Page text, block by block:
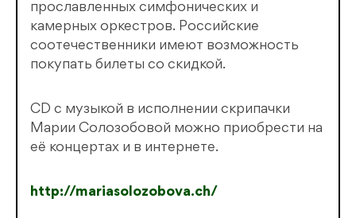
прославленных симфонических и
камерных оркестров. Российские
соотечественники имеют возможность
покупать билеты со скидкой.
CD с музыкой в исполнении скрипачки
Марии Солозобовой можно приобрести на
её концертах и в интернете.
http://mariasolozobova.ch/